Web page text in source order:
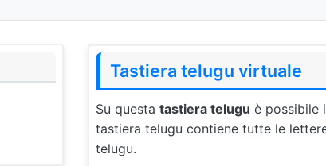
Tastiera telugu virtuale
Su questa tastiera telugu è possibile
tastiera telugu contiene tutte le
telugu.